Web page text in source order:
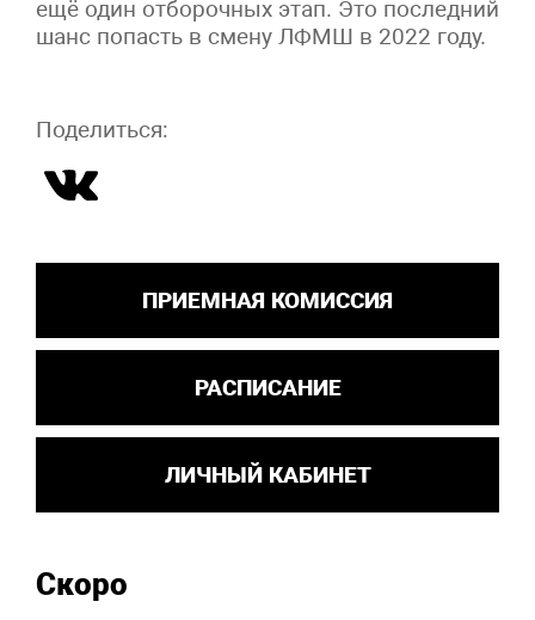
ещё один отборочных этап. Это последний
шанс попасть в смену ЛФМШ в 2022 году.
Поделиться:
ПРИЕМНАЯ КОМИССИЯ
РАСПИСАНИЕ
ЛИЧНЫЙ КАБИНЕТ
Скоро